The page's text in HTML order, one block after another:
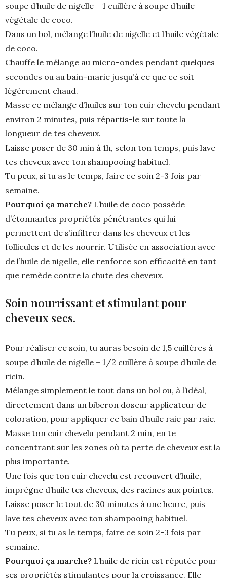
soupe d’huile de nigelle + 1 cuillère à soupe d’huile
végétale de coco.
Dans un bol, mélange l’huile de nigelle et l’huile végétale
de coco.
Chauffe le mélange au micro-ondes pendant quelques
secondes ou au bain-marie jusqu’à ce que ce soit
légèrement chaud.
Masse ce mélange d’huiles sur ton cuir chevelu pendant
environ 2 minutes, puis répartis-le sur toute la
longueur de tes cheveux.
Laisse poser de 30 min à 1h, selon ton temps, puis lave
tes cheveux avec ton shampooing habituel.
Tu peux, si tu as le temps, faire ce soin 2-3 fois par
semaine.
Pourquoi ça marche? L’huile de coco possède
d’étonnantes propriétés pénétrantes qui lui
permettent de s’infiltrer dans les cheveux et les
follicules et de les nourrir. Utilisée en association avec
de l’huile de nigelle, elle renforce son efficacité en tant
que remède contre la chute des cheveux.
Soin nourrissant et stimulant pour
cheveux secs.
Pour réaliser ce soin, tu auras besoin de 1,5 cuillères à
soupe d’huile de nigelle + 1/2 cuillère à soupe d’huile de
ricin.
Mélange simplement le tout dans un bol ou, à l’idéal,
directement dans un biberon doseur applicateur de
coloration, pour appliquer ce bain d’huile raie par raie.
Masse ton cuir chevelu pendant 2 min, en te
concentrant sur les zones où ta perte de cheveux est la
plus importante.
Une fois que ton cuir chevelu est recouvert d’huile,
imprègne d’huile tes cheveux, des racines aux pointes.
Laisse poser le tout de 30 minutes à une heure, puis
lave tes cheveux avec ton shampooing habituel.
Tu peux, si tu as le temps, faire ce soin 2-3 fois par
semaine.
Pourquoi ça marche? L’huile de ricin est réputée pour
ses propriétés stimulantes pour la croissance. Elle